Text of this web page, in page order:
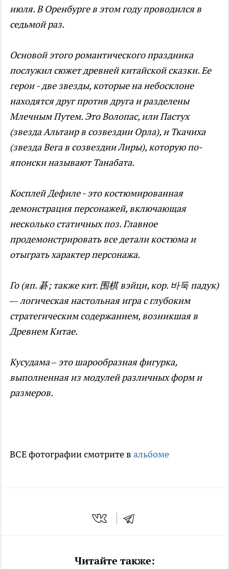
июля. В Оренбурге в этом году проводился в
седьмой раз.
Основой этого романтического праздника
послужил сюжет древней китайской сказки. Ее
герои - две звезды, которые на небосклоне
находятся друг против друга и разделены
Млечным Путем. Это Волопас, или Пастух
(звезда Альтаир в созвездии Орла), и Ткачиха
(звезда Вега в созвездии Лиры), которую по-
японски называют Танабата.
Косплей Дефиле - это костюмированная
демонстрация персонажей, включающая
несколько статичных поз. Главное
продемонстрировать все детали костюма и
отыграть характер персонажа.
Го (яп. 碁; также кит. 围棋 вэйци, кор. 바둑 падук)
— логическая настольная игра с глубоким
стратегическим содержанием, возникшая в
Древнем Китае.
Кусудама – это шарообразная фигурка,
выполненная из модулей различных форм и
размеров.
ВСЕ фотографии смотрите в альбоме
Читайте также: